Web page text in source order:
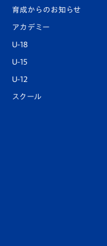
育成からのお知らせ
アカデミー
U-18
U-15
U-12
スクール